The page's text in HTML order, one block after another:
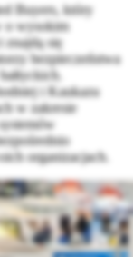
Buyers, który
o wysokim
znajdą się
bezpieczeństwa
i Kaukazu
w zakresie
organizacjach.